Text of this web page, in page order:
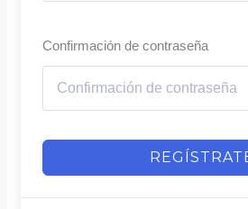
Confirmación de contraseña